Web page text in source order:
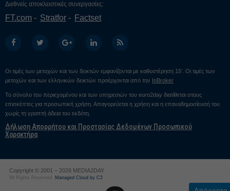
Διεθνείς αποκλειστικές συνεργασίες:
FT.com Stratfor Factset
Οι τιμές των μετοχών και των δεικτών εμφανίζονται με καθυστέρηση 15’. Οι τιμές των
μετοχών και των ελληνικών δεικτών προέρχονται από την InBroker
Το σύνολο του περιεχομένου και των υπηρεσιών του euro2day διατίθεται στους
επισκέπτες για προσωπική χρήση. Απαγορεύεται η χρήση και η επαναδημοσίευσή του
χωρίς τη γραπτή άδεια του εκδότη.
Δήλωση Απορρήτου και Προστασίας Δεδομένων Προσωπικού
Χαρακτήρα
Copyright © 2001 – 2026 MEDIA2DAY
All Rights Reserved. Managed Cloud by C2